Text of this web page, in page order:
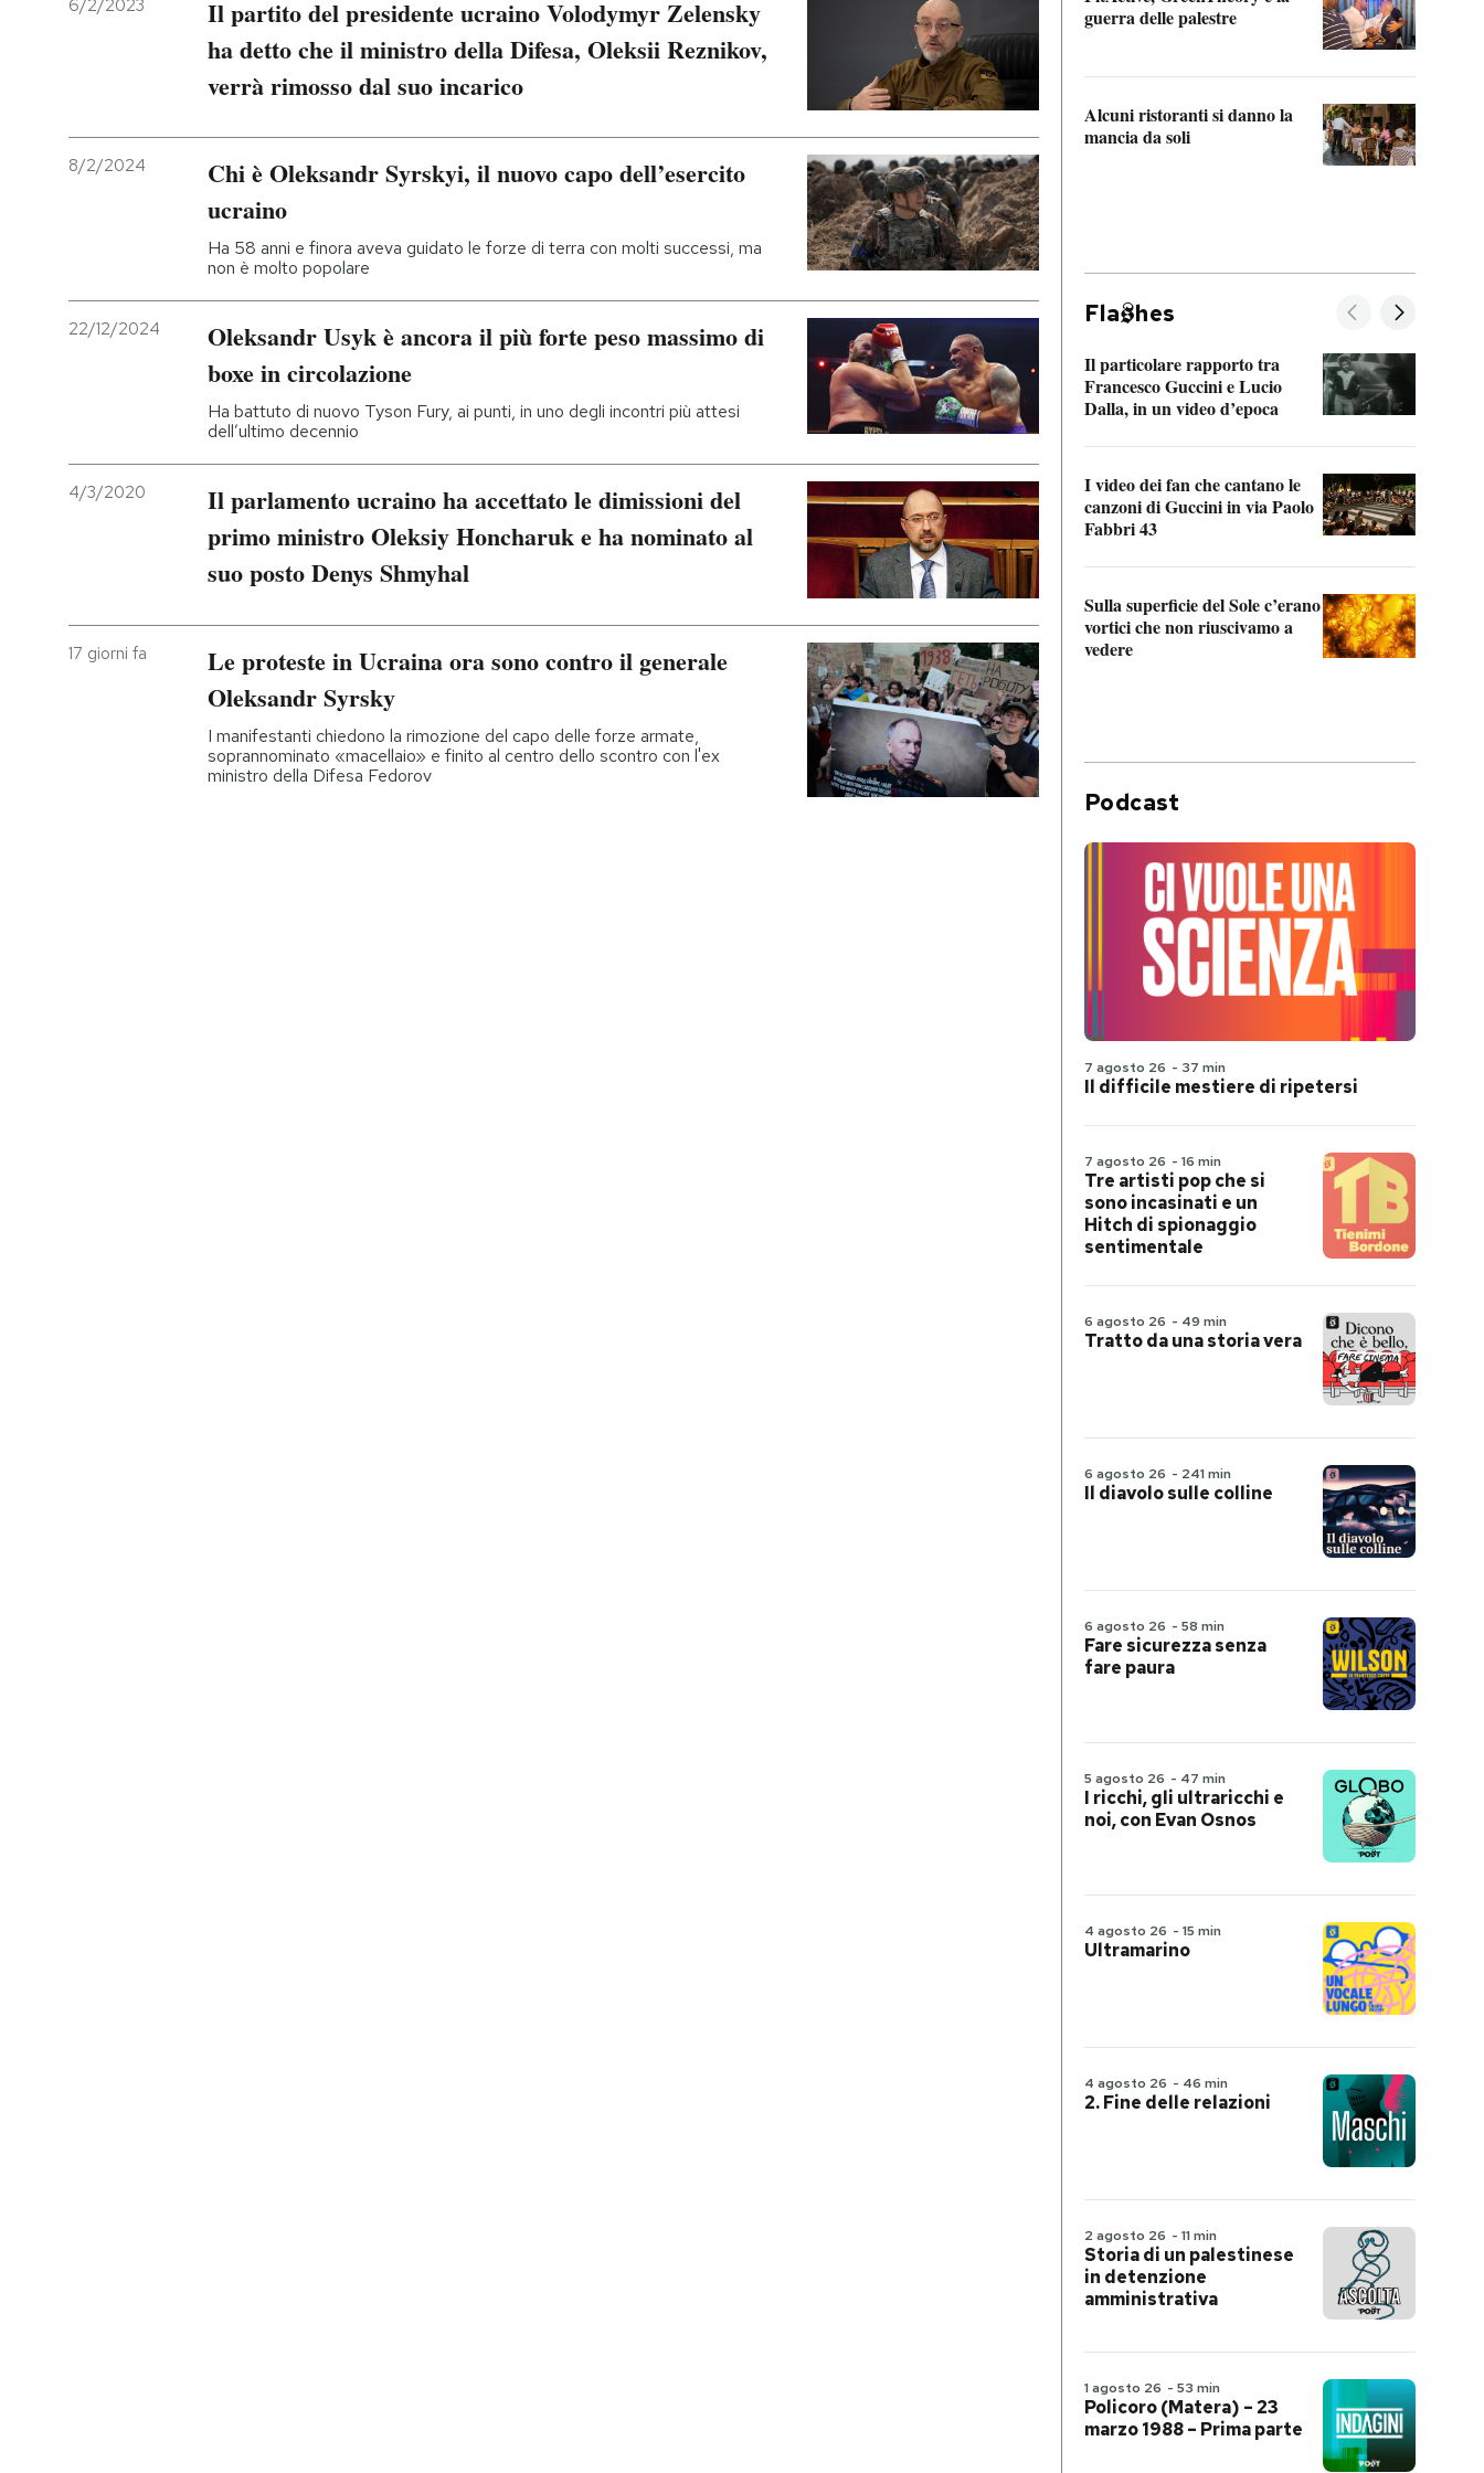
CALENDARIO
AREA PERSONALE
6/2/2023
Il partito del presidente ucraino Volodymyr Zelensky
ha detto che il ministro della Difesa, Oleksii Reznikov,
verrà rimosso dal suo incarico
8/2/2024
Chi è Oleksandr Syrskyi, il nuovo capo dell’esercito
ucraino
Ha 58 anni e finora aveva guidato le forze di terra con molti successi, ma
non è molto popolare
22/12/2024
Oleksandr Usyk è ancora il più forte peso massimo di
boxe in circolazione
Ha battuto di nuovo Tyson Fury, ai punti, in uno degli incontri più attesi
dell’ultimo decennio
4/3/2020
Il parlamento ucraino ha accettato le dimissioni del
primo ministro Oleksiy Honcharuk e ha nominato al
suo posto Denys Shmyhal
17 giorni fa
Le proteste in Ucraina ora sono contro il generale
Oleksandr Syrsky
I manifestanti chiedono la rimozione del capo delle forze armate,
soprannominato «macellaio» e finito al centro dello scontro con l'ex
ministro della Difesa Fedorov
guerra delle palestre
Alcuni ristoranti si danno la
mancia da soli
Fla hes
Il particolare rapporto tra
Francesco Guccini e Lucio
Dalla, in un video d’epoca
I video dei fan che cantano le
canzoni di Guccini in via Paolo
Fabbri 43
Sulla superficie del Sole c’erano
vortici che non riuscivamo a
vedere
Podcast
7 agosto 26 - 37 min
Il difficile mestiere di ripetersi
7 agosto 26 - 16 min
Tre artisti pop che si
sono incasinati e un
Hitch di spionaggio
sentimentale
6 agosto 26 - 49 min
Tratto da una storia vera
6 agosto 26 - 241 min
Il diavolo sulle colline
6 agosto 26 - 58 min
Fare sicurezza senza
fare paura
5 agosto 26 - 47 min
I ricchi, gli ultraricchi e
noi, con Evan Osnos
4 agosto 26 - 15 min
Ultramarino
4 agosto 26 - 46 min
2. Fine delle relazioni
2 agosto 26 - 11 min
Storia di un palestinese
in detenzione
amministrativa
1 agosto 26 - 53 min
Policoro (Matera) – 23
marzo 1988 – Prima parte